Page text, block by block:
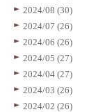
2024/08 (30)
2024/07 (26)
2024/06 (26)
2024/05 (27)
2024/04 (27)
2024/03 (26)
2024/02 (26)